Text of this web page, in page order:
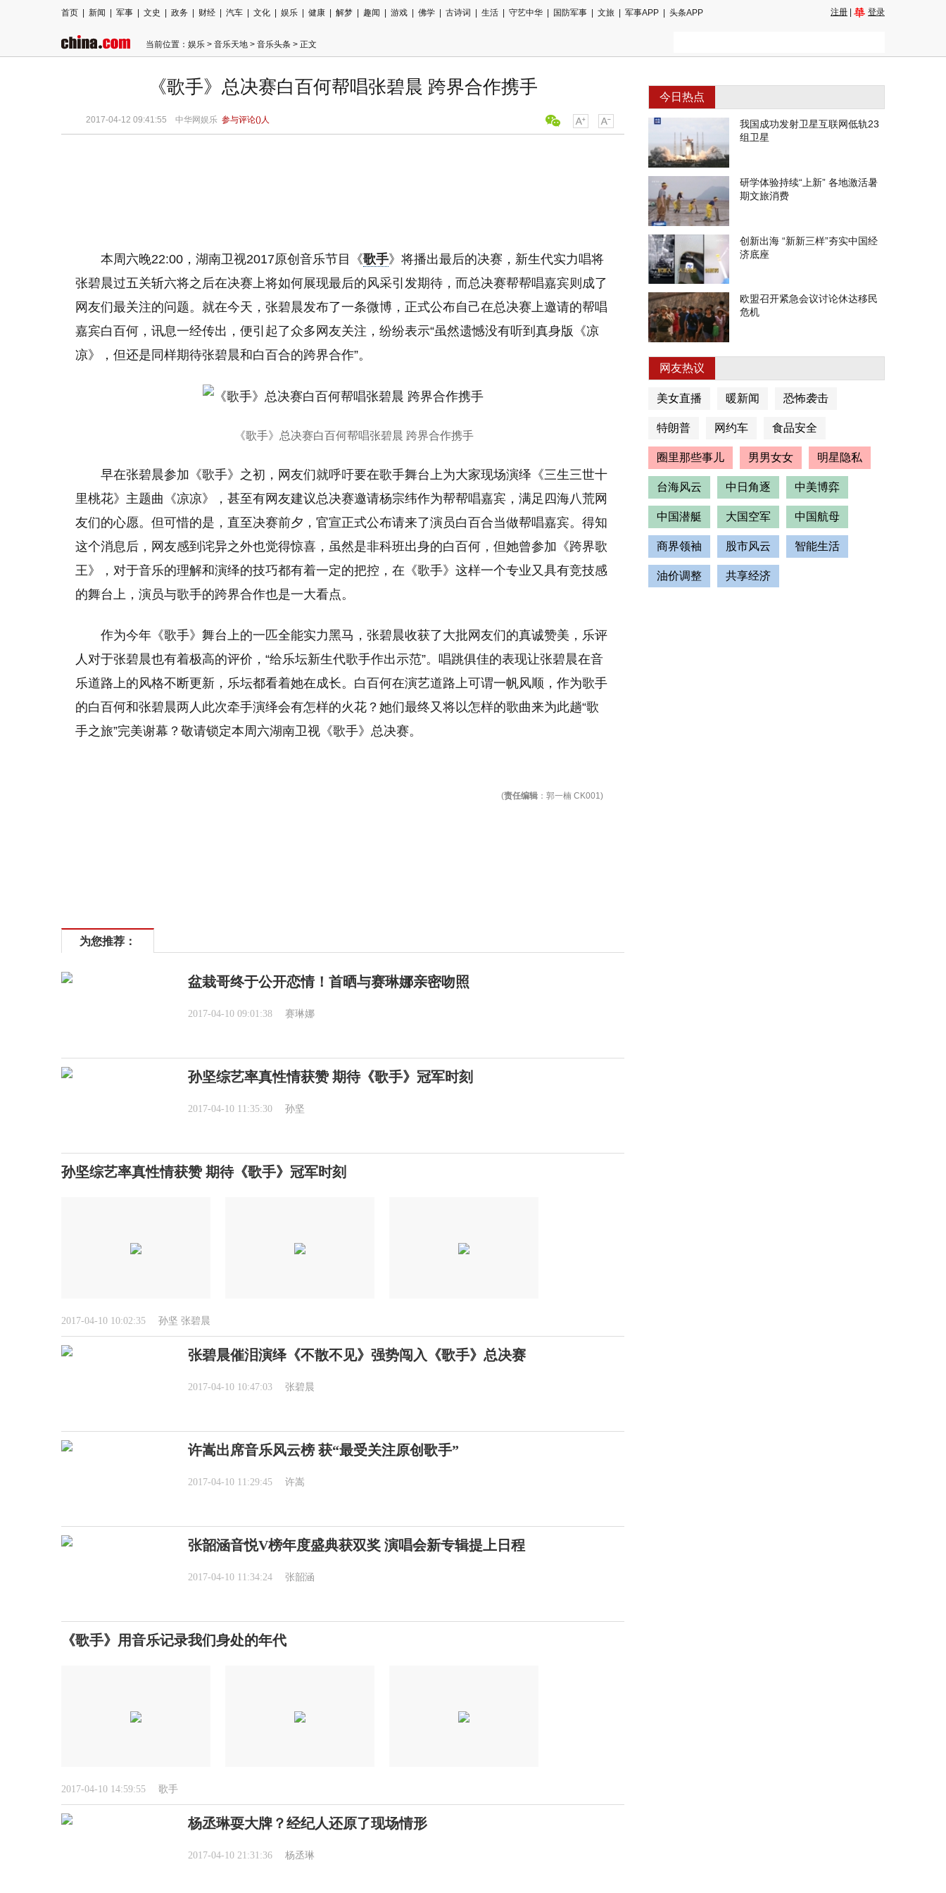
首页 新闻 军事 文史 政务 财经 汽车 文化 娱乐 健康 解梦 趣闻 游戏 佛学 古诗词 生活 守艺中华 国防军事 文旅 军事APP 头条APP 注册 登录
当前位置： 娱乐 > 音乐天地 > 音乐头条 > 正文
《歌手》总决赛白百何帮唱张碧晨 跨界合作携手
2017-04-12 09:41:55 中华网娱乐 参与评论()人
本周六晚22:00，湖南卫视2017原创音乐节目《歌手》将播出最后的决赛，新生代实力唱将
张碧晨过五关斩六将之后在决赛上将如何展现最后的风采引发期待，而总决赛帮帮唱嘉宾则成了
网友们最关注的问题。就在今天，张碧晨发布了一条微博，正式公布自己在总决赛上邀请的帮唱
嘉宾白百何，讯息一经传出，便引起了众多网友关注，纷纷表示“虽然遗憾没有听到真身版《凉
凉》，但还是同样期待张碧晨和白百合的跨界合作”。
《歌手》总决赛白百何帮唱张碧晨 跨界合作携手
早在张碧晨参加《歌手》之初，网友们就呼吁要在歌手舞台上为大家现场演绎《三生三世十
里桃花》主题曲《凉凉》，甚至有网友建议总决赛邀请杨宗纬作为帮帮唱嘉宾，满足四海八荒网
友们的心愿。但可惜的是，直至决赛前夕，官宣正式公布请来了演员白百合当做帮唱嘉宾。得知
这个消息后，网友感到诧异之外也觉得惊喜，虽然是非科班出身的白百何，但她曾参加《跨界歌
王》，对于音乐的理解和演绎的技巧都有着一定的把控，在《歌手》这样一个专业又具有竞技感
的舞台上，演员与歌手的跨界合作也是一大看点。
作为今年《歌手》舞台上的一匹全能实力黑马，张碧晨收获了大批网友们的真诚赞美，乐评
人对于张碧晨也有着极高的评价，“给乐坛新生代歌手作出示范”。唱跳俱佳的表现让张碧晨在音
乐道路上的风格不断更新，乐坛都看着她在成长。白百何在演艺道路上可谓一帆风顺，作为歌手
的白百何和张碧晨两人此次牵手演绎会有怎样的火花？她们最终又将以怎样的歌曲来为此趟“歌
手之旅”完美谢幕？敬请锁定本周六湖南卫视《歌手》总决赛。
(责任编辑 ：郭一楠 CK001)
为您推荐：
盆栽哥终于公开恋情！首晒与赛琳娜亲密吻照
2017-04-10 09:01:38 赛琳娜
孙坚综艺率真性情获赞 期待《歌手》冠军时刻
2017-04-10 11:35:30 孙坚
孙坚综艺率真性情获赞 期待《歌手》冠军时刻
2017-04-10 10:02:35 孙坚 张碧晨
张碧晨催泪演绎《不散不见》强势闯入《歌手》总决赛
2017-04-10 10:47:03 张碧晨
许嵩出席音乐风云榜 获“最受关注原创歌手”
2017-04-10 11:29:45 许嵩
张韶涵音悦V榜年度盛典获双奖 演唱会新专辑提上日程
2017-04-10 11:34:24 张韶涵
《歌手》用音乐记录我们身处的年代
2017-04-10 14:59:55 歌手
杨丞琳耍大牌？经纪人还原了现场情形
2017-04-10 21:31:36 杨丞琳
今日热点
我国成功发射卫星互联网低轨23
组卫星
研学体验持续“上新” 各地激活暑
期文旅消费
创新出海 “新新三样”夯实中国经
济底座
欧盟召开紧急会议讨论休达移民
危机
网友热议
美女直播 暖新闻 恐怖袭击
特朗普 网约车 食品安全
圈里那些事儿 男男女女 明星隐私
台海风云 中日角逐 中美博弈
中国潜艇 大国空军 中国航母
商界领袖 股市风云 智能生活
油价调整 共享经济